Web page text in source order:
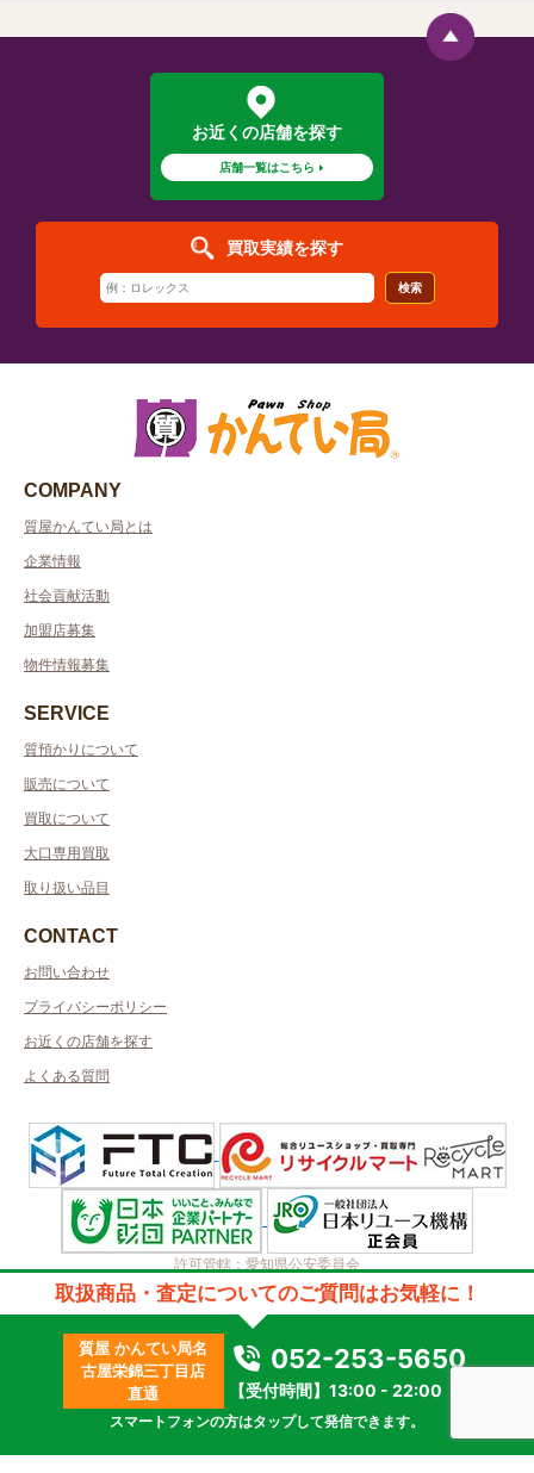
お近くの店舗を探す
店舗一覧はこちら
買取実績を探す
検索
COMPANY
質屋かんてい局とは
企業情報
社会貢献活動
加盟店募集
物件情報募集
SERVICE
質預かりについて
販売について
買取について
大口専用買取
取り扱い品目
CONTACT
お問い合わせ
プライバシーポリシー
お近くの店舗を探す
よくある質問
許可管轄：愛知県公安委員会
古物商許可番号：第542520A52400号／取得者名：株式会社ティーバイテ
ィー
質屋許可番号：第54116140010A号／取得者名：株式会社ティーバイティ
ー
2023 © kanteikyoku.jp allrights reseved.
取扱商品・査定についてのご質問はお気軽に！
質屋 かんてい局名
古屋栄錦三丁目店
直通
052-253-5650
【受付時間】13:00 - 22:00
スマートフォンの方はタップして発信できます。